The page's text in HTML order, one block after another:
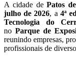
A cidade dePatos
julho de 2026, a 4ª
Tecnologia do
no Parque de
reunindo empresas,
profissionais de